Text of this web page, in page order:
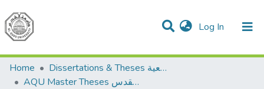
Log In (current)
Communities & Collections
All of DSpace
Home
Dissertations & Theses الرسائل الجامعية
AQU Master Theses الرسائل الجامعية الخاصة بجامعة القدس